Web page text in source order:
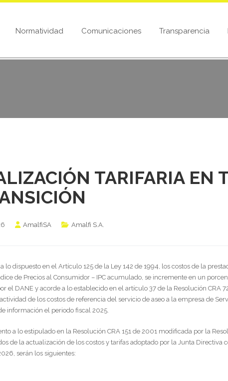
Normatividad Comunicaciones Transparencia
TARIFARIA EN
AmalfiSA Amalfi S.A.
lo dispuesto en el Artículo 125 de la Ley 142 de 1994, los costos de la
de Precios al Consumidor – IPC acumulado, se incremente en un
el DANE y acorde a lo establecido en el artículo 37 de la Resolución CRA
de los costos de referencia del servicio de aseo a la empresa de
información el periodo fiscal 2025.
a lo estipulado en la Resolución CRA 151 de 2001 modificada por la
de la actualización de los costos y tarifas adoptado por la Junta
serán los siguientes: